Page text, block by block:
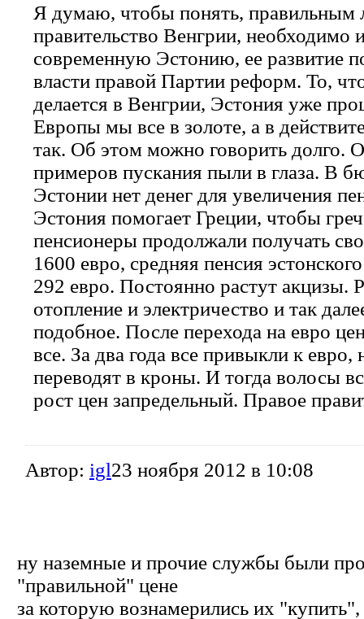
Я думаю, чтобы понять, правильным
правительство Венгрии, необходимо
современную Эстонию, ее развитие
власти правой Партии реформ. То,
делается в Венгрии, Эстония уже
Европы мы все в золоте, а в
так. Об этом можно говорить долго.
примеров пускания пыли в глаза. В
Эстонии нет денег для увеличения
Эстония помогает Греции, чтобы
пенсионеры продолжали получать
1600 евро, средняя пенсия
292 евро. Постоянно растут акцизы.
отопление и электричество и так
подобное. После перехода на евро
все. За два года все привыкли к евро,
переводят в кроны. И тогда волосы
рост цен запредельный. Правое
Автор: igl23 ноября 2012 в 10:08
ну наземные и прочие службы были
"правильной" цене
за которую вознамерились их